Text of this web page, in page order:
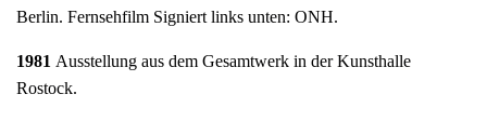
Berlin. Fernsehfilm Signiert links unten: ONH.
1981 Ausstellung aus dem Gesamtwerk in der Kunsthalle
Rostock.